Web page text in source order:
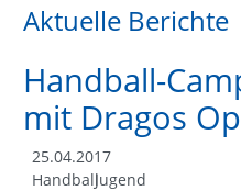
Aktuelle Berichte
Handball-
mit Dragos
25.04.2017
HandballJugend